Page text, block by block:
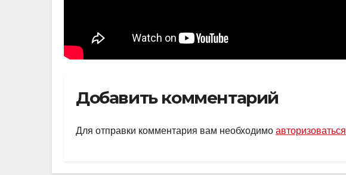
Добавить комментарий
Для отправки комментария вам необходимо авторизоваться